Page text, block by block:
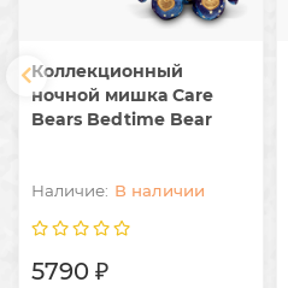
Коллекционный
ночной мишка Care
Bears Bedtime Bear
В наличии
5790 ₽